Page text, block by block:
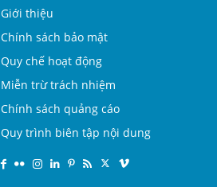
Giới thiệu
Chính sách bảo mật
Quy chế hoạt động
Miễn trừ trách nhiệm
Chính sách quảng cáo
Quy trình biên tập nội dung